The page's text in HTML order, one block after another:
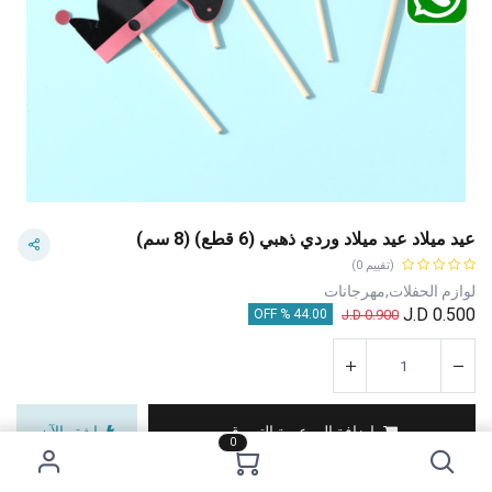
0
عيد ميلاد عيد ميلاد وردي ذهبي (6 قطع) (8 سم)
(تقييم 0)
لوازم الحفلات,مهرجانات
0.500
0.900
J.D
44.00 % OFF
إضافة إلى عربة التسوق اشترِ الآن